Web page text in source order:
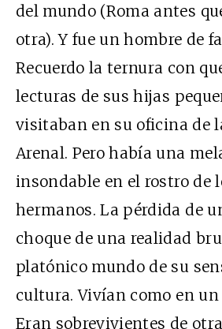
del mundo (Roma antes
otra). Y fue un hombre de
Recuerdo la ternura con
lecturas de sus hijas
visitaban en su oficina de
Arenal. Pero había una
insondable en el rostro de
hermanos. La pérdida de
choque de una realidad
platónico mundo de su
cultura. Vivían como en un
Eran sobrevivientes de